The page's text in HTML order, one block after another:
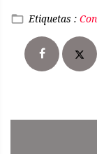
Etiquetas :